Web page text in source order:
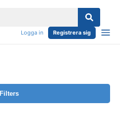
Logga in Registrera sig
Filters